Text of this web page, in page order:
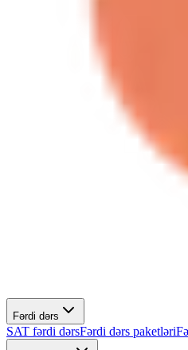
Fərdi dərs
SAT fərdi dərsFərdi dərs paketləri